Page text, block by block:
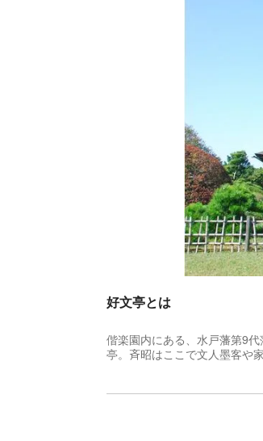
好文亭とは
偕楽園内にある、水戸藩第9
亭。斉昭はここで文人墨客や